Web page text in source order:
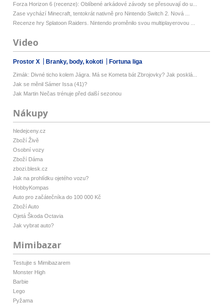
Forza Horizon 6 (recenze): Oblíbené arkádové závody se přesouvají do u...
Zase vychází Minecraft, tentokrát nativně pro Nintendo Switch 2. Nová ...
Recenze hry Splatoon Raiders. Nintendo proměnilo svou multiplayerovou ...
Video
Prostor X Branky, body, kokoti Fortuna liga
Zimák: Divné ticho kolem Jágra. Má se Kometa bát Zbrojovky? Jak posklá...
Jak se měnil Sámer Issa (41)?
Jak Martin Nečas trénuje před další sezonou
Nákupy
hledejceny.cz
Zboží Živě
Osobní vozy
Zboží Dáma
zbozi.blesk.cz
Jak na prohlídku ojetého vozu?
HobbyKompas
Auto pro začátečníka do 100 000 Kč
Zboží Auto
Ojetá Škoda Octavia
Jak vybrat auto?
Mimibazar
Testujte s Mimibazarem
Monster High
Barbie
Lego
Pyžama